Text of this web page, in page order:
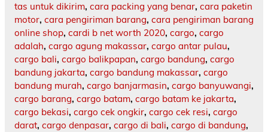
tas untuk dikirim, cara packing yang benar, cara paketin
motor, cara pengiriman barang, cara pengiriman barang
online shop, cardi b net worth 2020, cargo, cargo
adalah, cargo agung makassar, cargo antar pulau,
cargo bali, cargo balikpapan, cargo bandung, cargo
bandung jakarta, cargo bandung makassar, cargo
bandung murah, cargo banjarmasin, cargo banyuwangi,
cargo barang, cargo batam, cargo batam ke jakarta,
cargo bekasi, cargo cek ongkir, cargo cek resi, cargo
darat, cargo denpasar, cargo di bali, cargo di bandung,